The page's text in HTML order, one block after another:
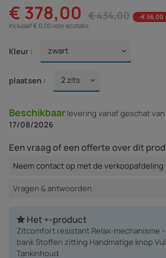
€ 378,00 € 434,00
-€ 56,00
Inclusief € 0,00 voor ecotaks
Kleur :
plaatsen :
Beschikbaar levering vanafgeschat van
17/08/2026
Een vraag of een offerte over dit
Neem contact op met de verkoopafdeling
Vragen & antwoorden
Het +-product
Zitcomfort resistant Relax-mechanisme
bank Stoffen zitting Handmatige knop
Tankinhoud